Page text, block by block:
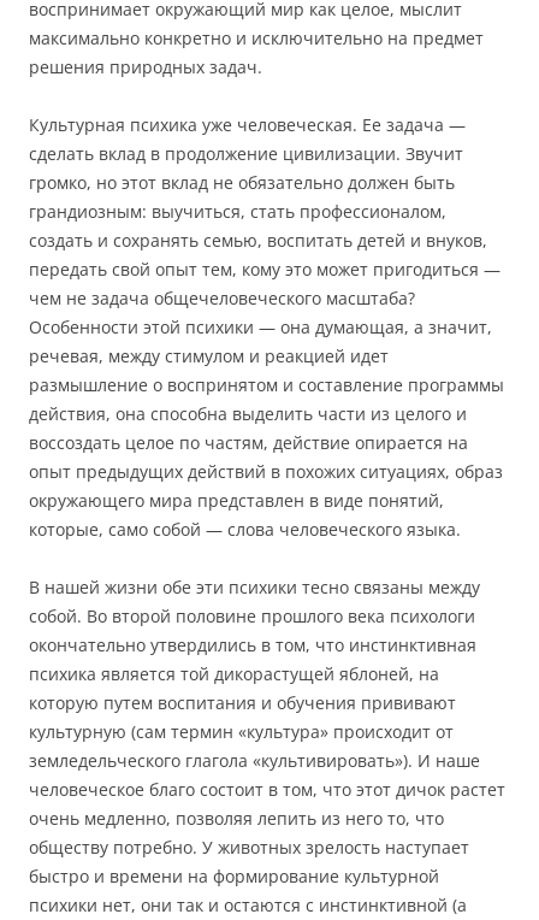
воспринимает окружающий мир как целое, мыслит
максимально конкретно и исключительно на предмет
решения природных задач.
Культурная психика уже человеческая. Ее задача —
сделать вклад в продолжение цивилизации. Звучит
громко, но этот вклад не обязательно должен быть
грандиозным: выучиться, стать профессионалом,
создать и сохранять семью, воспитать детей и внуков,
передать свой опыт тем, кому это может пригодиться —
чем не задача общечеловеческого масштаба?
Особенности этой психики — она думающая, а значит,
речевая, между стимулом и реакцией идет
размышление о воспринятом и составление программы
действия, она способна выделить части из целого и
воссоздать целое по частям, действие опирается на
опыт предыдущих действий в похожих ситуациях, образ
окружающего мира представлен в виде понятий,
которые, само собой — слова человеческого языка.
В нашей жизни обе эти психики тесно связаны между
собой. Во второй половине прошлого века психологи
окончательно утвердились в том, что инстинктивная
психика является той дикорастущей яблоней, на
которую путем воспитания и обучения прививают
культурную (сам термин «культура» происходит от
земледельческого глагола «культивировать»). И наше
человеческое благо состоит в том, что этот дичок растет
очень медленно, позволяя лепить из него то, что
обществу потребно. У животных зрелость наступает
быстро и времени на формирование культурной
психики нет, они так и остаются с инстинктивной (а